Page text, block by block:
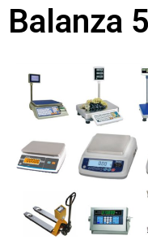
Balanza